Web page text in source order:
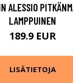
ALESSIO
LAMPPUINEN
189.9 EUR
LISÄTIETOJA